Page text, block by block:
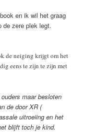
en ik wil het graag
de zere plek legt.
de neiging krijgt om het
eens te zijn te zijn met
maar besloten
de door XR (
uitroeiing en het
blijft toch je kind.